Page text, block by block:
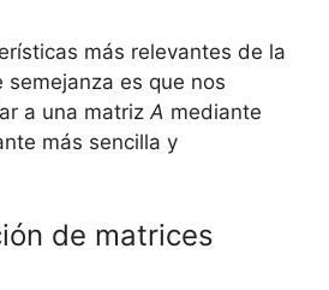
más relevantes de la
es que nos
a una matrizA mediante
más sencilla y
de matrices